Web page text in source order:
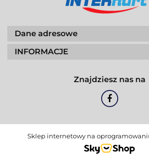
Dane adresowe
INFORMACJE
Znajdziesz nas na
Sklep internetowy na